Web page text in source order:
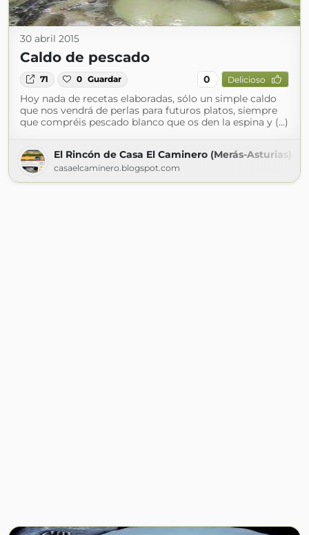
30 abril 2015
Caldo de pescado
71 0 Guardar 0 Delicioso
Hoy nada de recetas elaboradas, sólo un simple caldo
que nos vendrá de perlas para futuros platos, siempre
que compréis pescado blanco que os den la espina y (...)
El Rincón de Casa El Caminero (Merás-Asturias)
casaelcaminero.blogspot.com